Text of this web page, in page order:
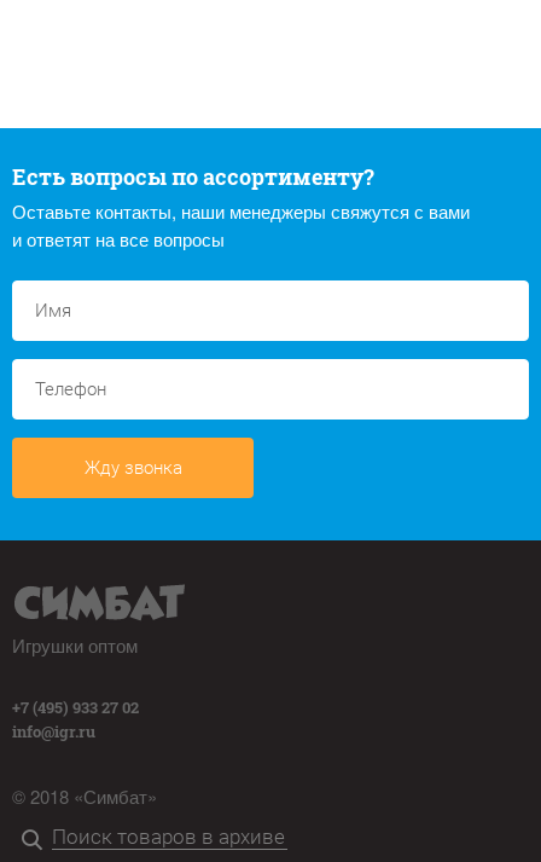
Есть вопросы по ассортименту?
Оставьте контакты, наши менеджеры свяжутся с вами
и ответят на все вопросы
Жду звонка
Игрушки оптом
+7 (495) 933 27 02
info@igr.ru
© 2018 «Симбат»